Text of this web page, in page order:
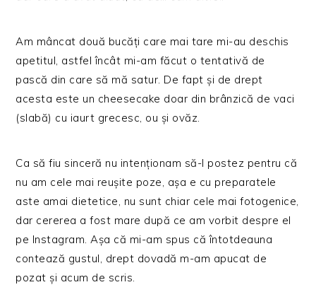
Am mâncat două bucăți care mai tare mi-au deschis
apetitul, astfel încât mi-am făcut o tentativă de
pască din care să mă satur. De fapt și de drept
acesta este un cheesecake doar din brânzică de vaci
(slabă) cu iaurt grecesc, ou și ovăz.
Ca să fiu sinceră nu intenționam să-l postez pentru că
nu am cele mai reușite poze, așa e cu preparatele
aste amai dietetice, nu sunt chiar cele mai fotogenice,
dar cererea a fost mare după ce am vorbit despre el
pe Instagram. Așa că mi-am spus că întotdeauna
contează gustul, drept dovadă m-am apucat de
pozat și acum de scris.